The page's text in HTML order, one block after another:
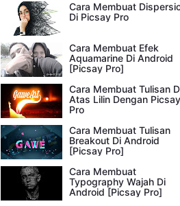
Cara Membuat
Di Picsay Pro
Cara Membuat Efek
Aquamarine Di Android
[Picsay Pro]
Cara Membuat Tulisan
Atas Lilin Dengan Picsay
Pro
Cara Membuat Tulisan
Breakout Di Android
[Picsay Pro]
Cara Membuat
Typography Wajah Di
Android [Picsay Pro]